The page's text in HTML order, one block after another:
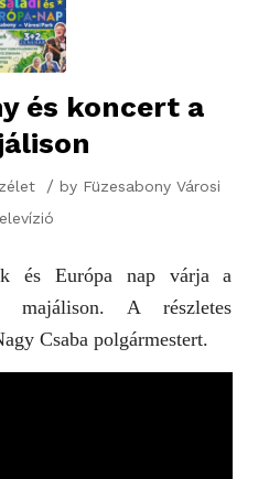
és koncert a
/ by Füzesabony Városi
és Európa nap várja a
majálison. A részletes
Csaba polgármestert.